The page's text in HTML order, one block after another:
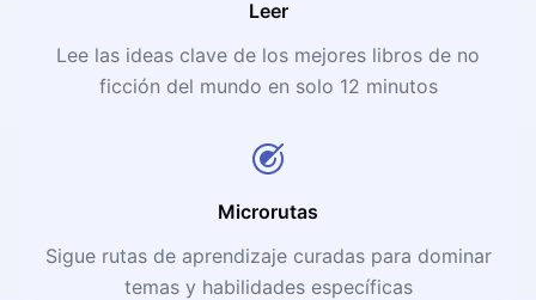
Leer
Lee las ideas clave de los mejores libros de no
ficción del mundo en solo 12 minutos
Microrutas
Sigue rutas de aprendizaje curadas para dominar
temas y habilidades específicas